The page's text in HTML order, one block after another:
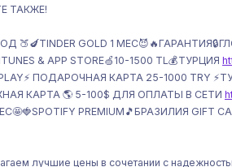
ТАКЖЕ!
🍑🍆TINDER GOLD 1
& APP STORE🍏10-1500 TL💰ТУРЦИЯ
PLAY⚡️ ПОДАРОЧНАЯ КАРТА 25-1000 TRY
КАРТА 🌎 5-100$ ДЛЯ ОПЛАТЫ В СЕТИ
PREMIUM🎵БРАЗИЛИЯ GIFT
лучшие цены в сочетании с